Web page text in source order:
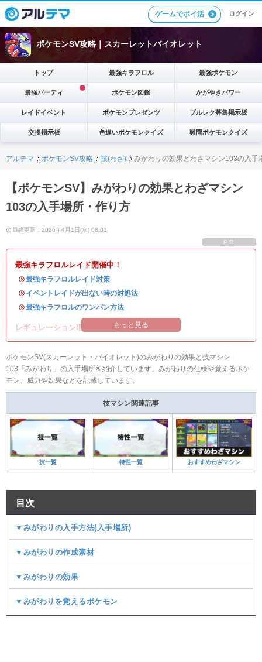
ゲームでポイ活 ログイン
ポケモンSV攻略｜スカーレットバイオレット
トップ 最強キラフロル 最強ポケモン
最強パーティ ポケモン図鑑 かがやきパワー
レイドイベント ポケモンプレゼンツ ブルレク募集掲示板
交換掲示板 色違いポケモンクイズ 難問ポケモンクイズ
アルテマ ポケモンSV攻略 技(わざ) みがわりの効果とわざマシン103の入手
【ポケモンSV】みがわりの効果とわざマシン
103の入手場所・作り方
最終更新：2026年4月1日(水) 08:01
PR
最強キラフロルレイド開催中！
・最強キラフロルレイド対策
・ イベントレイドが出ない時の対処法
・最強キラフロルのワンパン方法
レギュレーションI開催中！ もっと見る
ポケモンSV(スカーレット・バイオレット)のみがわりの効果と技マシン
103「みがわり」の入手場所を紹介しています。みがわりの仕様や覚えるポケ
モン、威力や効果などを記載しています。
技マシン関連記事
技一覧 特性一覧 おすすめわざマシン
目次
▼みがわりの入手方法(入手場所)
▼みがわりの作成素材
▼みがわりの効果
▼みがわりを覚えるポケモン